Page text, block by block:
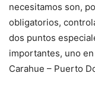
necesitamos son,
obligatorios,
dos puntos
importantes, uno
Carahue – Puerto